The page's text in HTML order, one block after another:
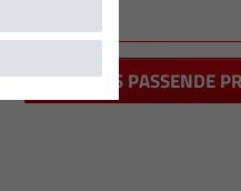
DAS PASSENDE